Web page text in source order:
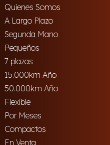
Quienes Somos
A Largo Plazo
Segunda Mano
Pequeños
7 plazas
15.000km Año
50.000km Año
Flexible
Por Meses
Compactos
En Venta